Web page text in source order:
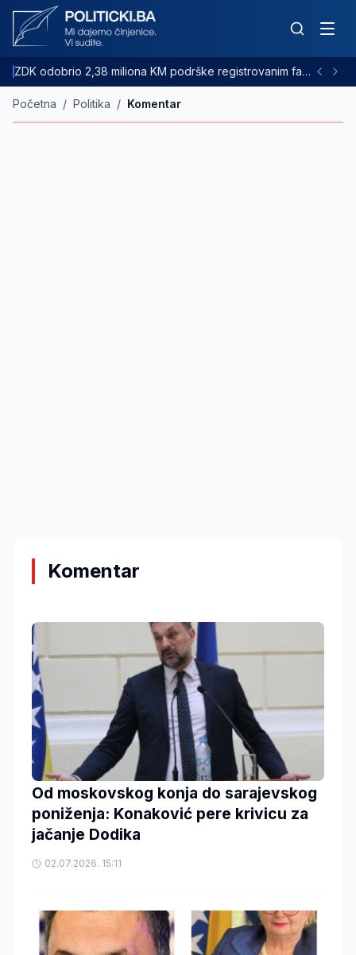
ZDK odobrio 2,38 miliona KM podrške registrovanim farmama goveda
Početna / Politika / Komentar
Komentar
Od moskovskog konja do sarajevskog
poniženja: Konaković pere krivicu za
jačanje Dodika
02.07.2026. 15:11